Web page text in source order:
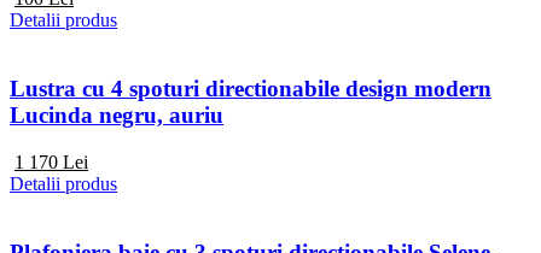
Detalii produs
Lustra cu 4 spoturi directionabile design modern
Lucinda negru, auriu
1 170 Lei
Detalii produs